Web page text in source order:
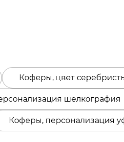
Коферы, цвет
шелкография
Коферы, персонализация